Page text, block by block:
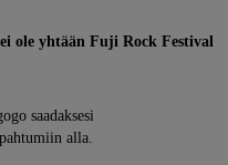
ole yhtään Fuji Rock Festival
saadaksesi
alla.